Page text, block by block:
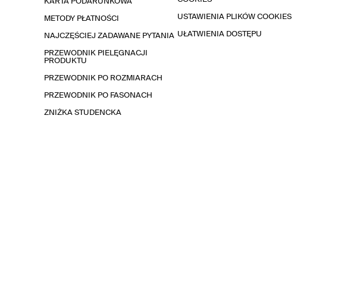
METODY PŁATNOŚCI
NAJCZĘŚCIEJ ZADAWANE PYTANIA
PRZEWODNIK PIELĘGNACJI
PRODUKTU
PRZEWODNIK PO ROZMIARACH
PRZEWODNIK PO FASONACH
ZNIŻKA STUDENCKA
USTAWIENIA PLIKÓW COOKIES
UŁATWIENIA DOSTĘPU